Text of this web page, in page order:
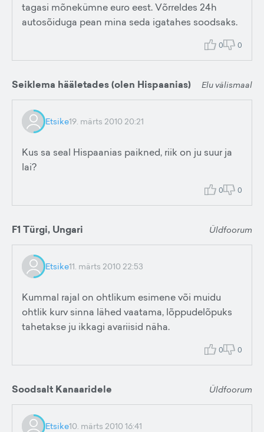
tagasi mõnekümne euro eest. Võrreldes 24h
autosõiduga pean mina seda igatahes soodsaks.
0 0
Seiklema hääletades (olen Hispaanias) Elu välismaal
Etsike19. märts 2010 20:21
Kus sa seal Hispaanias paikned, riik on ju suur ja
lai?
0 0
F1 Türgi, Ungari Üldfoorum
Etsike11. märts 2010 22:53
Kummal rajal on ohtlikum esimene või muidu
ohtlik kurv sinna lähed vaatama, lõppudelõpuks
tahetakse ju ikkagi avariisid näha.
0 0
Soodsalt Kanaaridele Üldfoorum
Etsike10. märts 2010 16:41